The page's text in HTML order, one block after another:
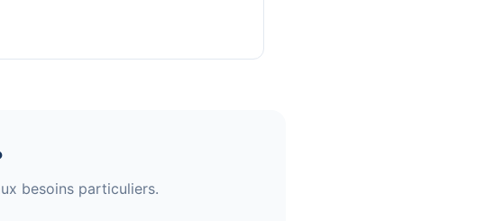
besoins particuliers.